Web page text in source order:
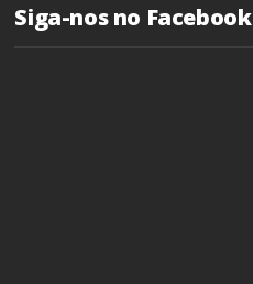
Siga-nos no Facebook